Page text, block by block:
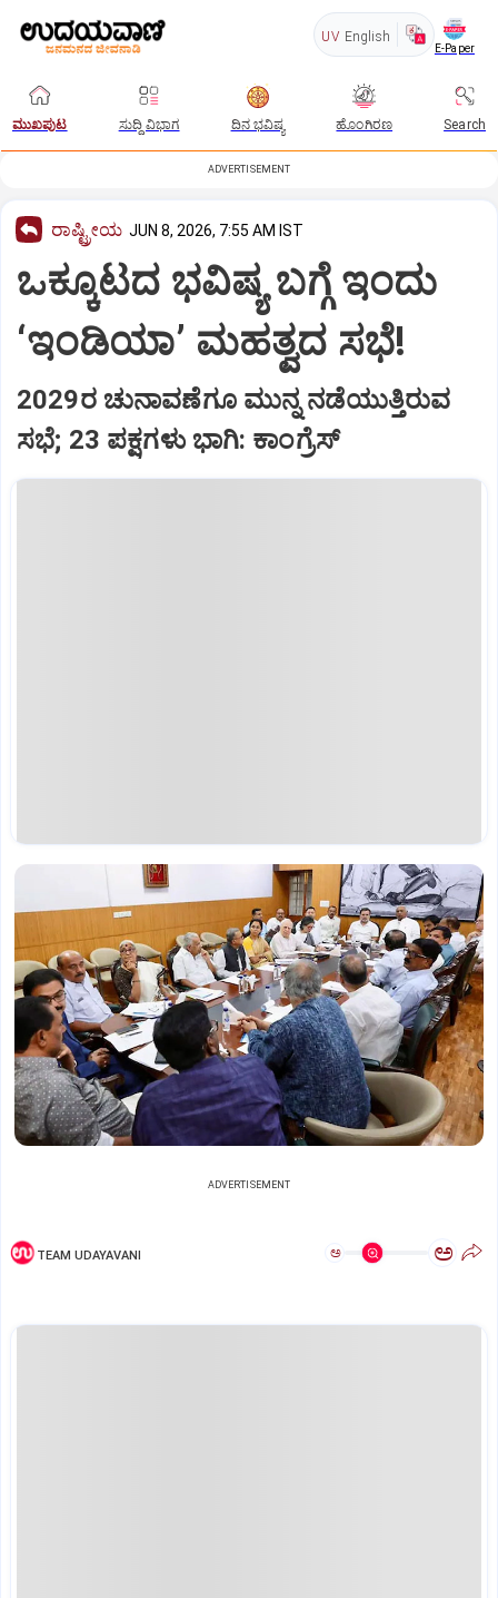
UV English
E-Paper
ಮುಖಪುಟ ಸುದ್ದಿ ವಿಭಾಗ ದಿನ ಭವಿಷ್ಯ ಹೊಂಗಿರಣ Search
ADVERTISEMENT
ರಾಷ್ಟ್ರೀಯ JUN 8, 2026, 7:55 AM IST
ಒಕ್ಕೂಟದ ಭವಿಷ್ಯ ಬಗ್ಗೆ ಇಂದು
‘ಇಂಡಿಯಾ’ ಮಹತ್ವದ ಸಭೆ!
2029ರ ಚುನಾವಣೆಗೂ ಮುನ್ನ ನಡೆಯುತ್ತಿರುವ
ಸಭೆ; 23 ಪಕ್ಷಗಳು ಭಾಗಿ: ಕಾಂಗ್ರೆಸ್‌
ADVERTISEMENT
TEAM UDAYAVANI ಅ ಅ